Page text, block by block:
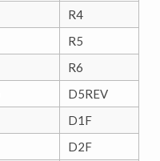
R4
R5
R6
D5REV
D1F
D2F